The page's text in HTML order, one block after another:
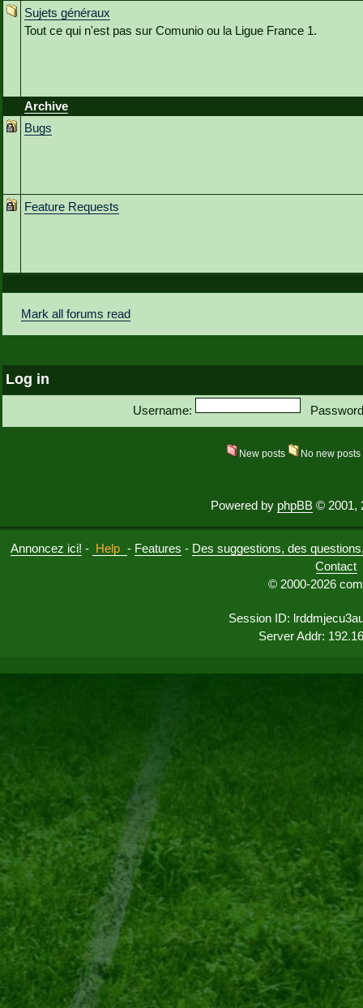
Sujets généraux
Tout ce qui n'est pas sur Comunio ou la Ligue France 1.
Archive
Bugs
Feature Requests
Mark all forums read
Log in
Username:
New posts No new posts
Powered by phpBB © 2001,
Annoncez ici! - Help - Features - Des suggestions, des
Contact
© 2000-2026
Session ID:
Server Addr: